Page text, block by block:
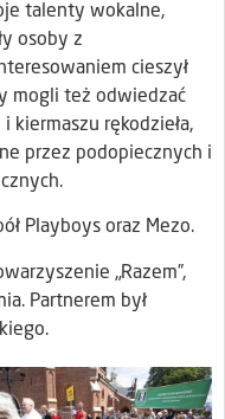
talenty wokalne,
osoby z
cieszył
mogli też odwiedzać
kiermaszu rękodzieła,
przez podopiecznych i
Playboys oraz Mezo.
„Razem”,
Partnerem był